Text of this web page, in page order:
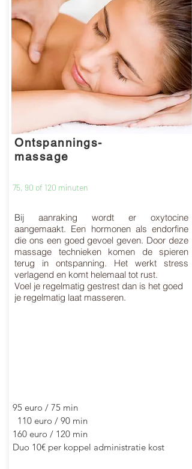
Ontspannings-
massage
75, 90 of 120 minuten
Bij aanraking wordt er oxytocine
aangemaakt. Een hormonen als endorfine
die ons een goed gevoel geven. Door deze
massage technieken komen de spieren
terug in ontspanning. Het werkt stress
verlagend en komt helemaal tot rust.
Voel je regelmatig gestrest dan is het goed
je regelmatig laat masseren.
95 euro / 75 min
110 euro / 90 min
160 euro / 120 min
Duo 10€ per koppel administratie kost